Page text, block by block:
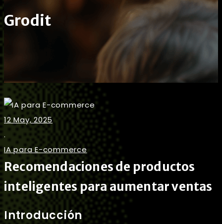
Grodit
12 May, 2025
.
IA para E-commerce
Recomendaciones de productos
inteligentes para aumentar ventas
Introducción